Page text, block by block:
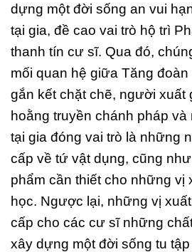
dựng một đời sống an vui
tại gia, đề cao vai trò hộ trì
thanh tín cư sĩ. Qua đó,
mối quan hệ giữa Tăng
gắn kết chặt chẽ, người xuất
hoằng truyền chánh pháp
tại gia đóng vai trò là những
cấp về tứ vật dụng, cũng
phẩm cần thiết cho những vị
học. Ngược lại, những vị
cấp cho các cư sĩ những
xây dựng một đời sống tu